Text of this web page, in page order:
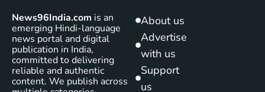
News96India.com is an
emerging Hindi-language
news portal and digital
publication in India,
committed to delivering
reliable and authentic
content. We publish across
About us
Advertise
with us
Support
us